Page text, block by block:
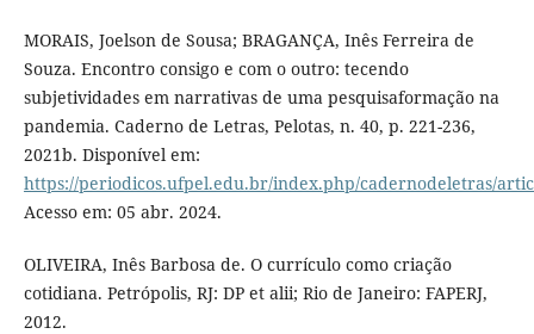
MORAIS, Joelson de Sousa; BRAGANÇA, Inês Ferreira de
Souza. Encontro consigo e com o outro: tecendo
subjetividades em narrativas de uma pesquisaformação na
pandemia. Caderno de Letras, Pelotas, n. 40, p. 221-236,
2021b. Disponível em:
https://periodicos.ufpel.edu.br/index.php/cadernodeletras/
Acesso em: 05 abr. 2024.
OLIVEIRA, Inês Barbosa de. O currículo como criação
cotidiana. Petrópolis, RJ: DP et alii; Rio de Janeiro: FAPERJ,
2012.